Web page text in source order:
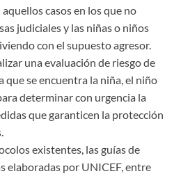
casos en los que no
judiciales y las niñas o niños
con el supuesto agresor.
una evaluación de riesgo de
que se encuentra la niña, el niño
determinar con urgencia la
que garanticen la protección
existentes, las guías de
elaboradas por UNICEF, entre